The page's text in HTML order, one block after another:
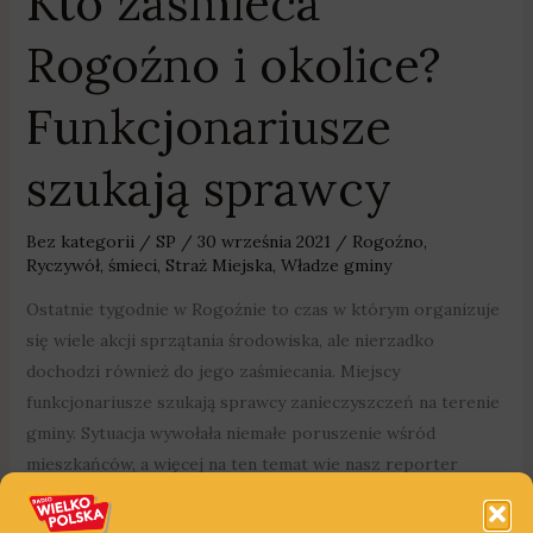
Rogoźno i okolice?
Funkcjonariusze
szukają sprawcy
Bez kategorii/ SP / 30 września 2021 / Rogoźno,
Ryczywół, śmieci, Straż Miejska, Władze gminy
Ostatnie tygodnie w Rogoźnie to czas w którym organizuje
się wiele akcji sprzątania środowiska, ale nierzadko
dochodzi również do jego zaśmiecania. Miejscy
funkcjonariusze szukają sprawcy zanieczyszczeń na terenie
gminy. Sytuacja wywołała niemałe poruszenie wśród
mieszkańców, a więcej na ten temat wie nasz reporter
Sebastian Pawlaczyk. Świadkowie lub osoby, które mogą
udzielić jakichkolwiek informacji na temat wyrzucania